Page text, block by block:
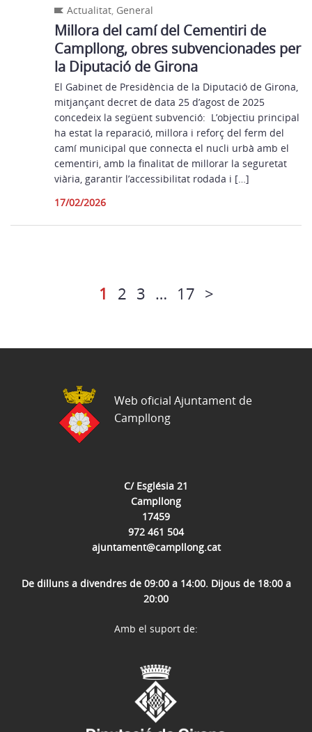
Actualitat, General
Millora del camí del Cementiri de
Campllong, obres subvencionades per
la Diputació de Girona
El Gabinet de Presidència de la Diputació de Girona,
mitjançant decret de data 25 d’agost de 2025
concedeix la següent subvenció: L’objectiu principal
ha estat la reparació, millora i reforç del ferm del
camí municipal que connecta el nucli urbà amb el
cementiri, amb la finalitat de millorar la seguretat
viària, garantir l’accessibilitat rodada i […]
17/02/2026
1 2 3 … 17 >
C/ Església 21
Campllong
17459
972 461 504
ajuntament@campllong.cat
De dilluns a divendres de 09:00 a 14:00. Dijous de 18:00 a
20:00
Web oficial Ajuntament de
Campllong
Amb el suport de: